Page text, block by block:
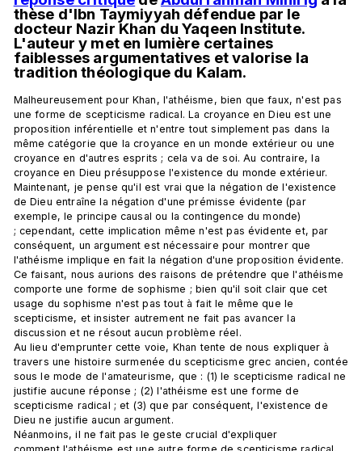
thèse d'Ibn Taymiyyah défendue par le
docteur Nazir Khan du Yaqeen Institute.
L'auteur y met en lumière certaines
faiblesses argumentatives et valorise la
tradition théologique du Kalam.
Malheureusement pour Khan, l'athéisme, bien que faux, n'est pas
une forme de scepticisme radical. La croyance en Dieu est une
proposition inférentielle et n'entre tout simplement pas dans la
même catégorie que la croyance en un monde extérieur ou une
croyance en d'autres esprits ; cela va de soi. Au contraire, la
croyance en Dieu présuppose l'existence du monde extérieur.
Maintenant, je pense qu'il est vrai que la négation de l'existence
de Dieu entraîne la négation d'une prémisse évidente (par
exemple, le principe causal ou la contingence du monde)
; cependant, cette implication même n'est pas évidente et, par
conséquent, un argument est nécessaire pour montrer que
l'athéisme implique en fait la négation d'une proposition évidente.
Ce faisant, nous aurions des raisons de prétendre que l'athéisme
comporte une forme de sophisme ; bien qu'il soit clair que cet
usage du sophisme n'est pas tout à fait le même que le
scepticisme, et insister autrement ne fait pas avancer la
discussion et ne résout aucun problème réel.
Au lieu d'emprunter cette voie, Khan tente de nous expliquer à
travers une histoire surmenée du scepticisme grec ancien, contée
sous le mode de l'amateurisme, que : (1) le scepticisme radical ne
justifie aucune réponse ; (2) l'athéisme est une forme de
scepticisme radical ; et (3) que par conséquent, l'existence de
Dieu ne justifie aucun argument.
Néanmoins, il ne fait pas le geste crucial d'expliquer